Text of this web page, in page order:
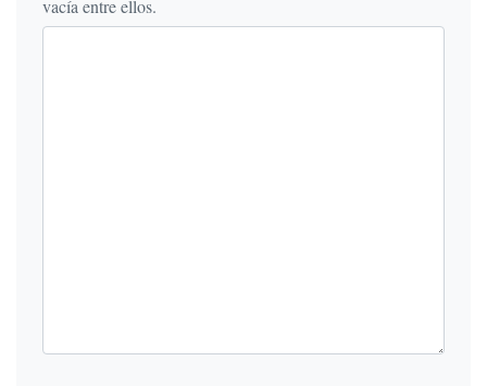
vacía entre ellos.